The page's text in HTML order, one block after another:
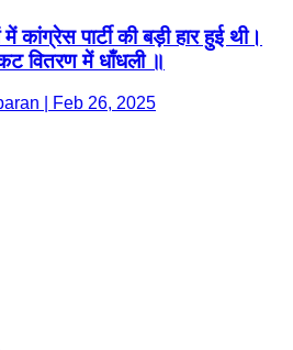
पार्टी की बड़ी हार हुई थी।
वितरण में धाँधली ॥
| Feb 26, 2025